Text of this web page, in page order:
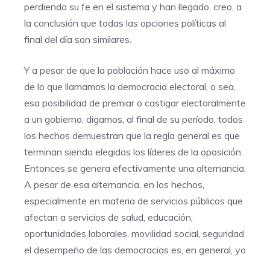
perdiendo su fe en el sistema y han llegado, creo, a
la conclusión que todas las opciones políticas al
final del día son similares.
Y a pesar de que la población hace uso al máximo
de lo que llamamos la democracia electoral, o sea,
esa posibilidad de premiar o castigar electoralmente
a un gobierno, digamos, al final de su período, todos
los hechos demuestran que la regla general es que
terminan siendo elegidos los líderes de la oposición.
Entonces se genera efectivamente una alternancia.
A pesar de esa alternancia, en los hechos,
especialmente en materia de servicios públicos que
afectan a servicios de salud, educación,
oportunidades laborales, movilidad social, seguridad,
el desempeño de las democracias es, en general, yo